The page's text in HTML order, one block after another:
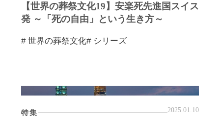
【世界の葬祭文化19】安楽死先進国スイス
発 ～「死の自由」という生き方～
# 世界の葬祭文化# シリーズ
特集 2025.01.10